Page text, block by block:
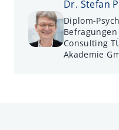
Dr. Stefan
Diplom-
Consulting
Akademie